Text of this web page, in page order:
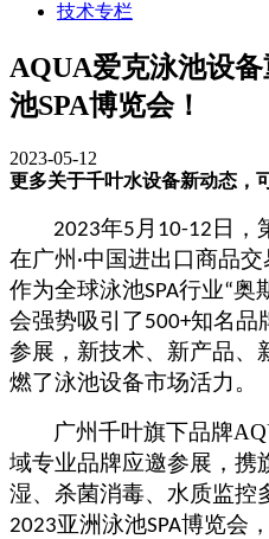
技术专栏
AQUA爱克泳池设
池SPA博览会！
2023-05-12
更多关于千叶水设备新动态，
2023年5 月 10-12 日，
在广州 ·中国进出口商品交
作为全球泳池SPA行业“奥
会强势吸引了 500+知名品
参展，新技术、新产品、
燃了泳池设备市场活力。
广州千叶旗下品牌
域专业品牌应邀参展，携
湿、杀菌消毒、水质监控
2023亚洲泳池SPA博览会